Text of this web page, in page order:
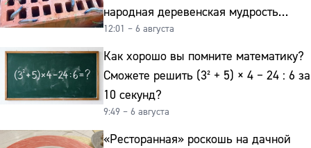
народная деревенская мудрость
реально работает
12:01 – 6 августа
Как хорошо вы помните математику?
Сможете решить (3² + 5) × 4 − 24 : 6 за
10 секунд?
9:49 – 6 августа
«Ресторанная» роскошь на дачной